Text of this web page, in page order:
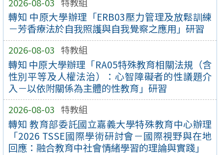
轉知 中原大學辦理「ERB03壓力管理及放鬆訓練
－芳香療法於自我照護與自我覺察之應用」研習
2026-08-03 特教組
轉知 中原大學辦理「RA05特殊教育相關法規（含
性別平等及人權法治）：心智障礙者的性議題介
入－以依附關係為主體的性教育」研習
2026-08-03 特教組
轉知 教育部委託國立嘉義大學特殊教育中心辦理
「2026 TSSE國際學術研討會－國際視野與在地
回應：融合教育中社會情緒學習的理論與實踐」